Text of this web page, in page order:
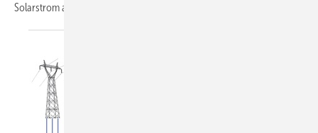
Solarstrom auf bis zu 80 %